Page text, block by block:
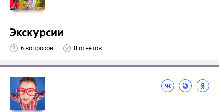
Экскурсии
6 вопросов 8 ответов